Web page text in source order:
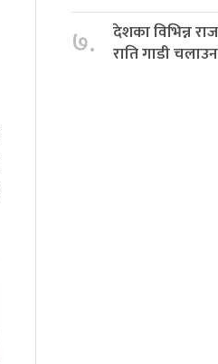
७.
देशका विभिन्न
राति गाडी